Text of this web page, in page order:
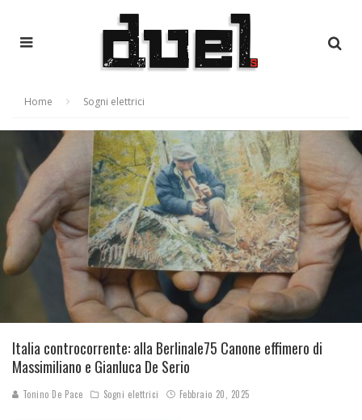
Home Sogni elettrici
Italia controcorrente: alla Berlinale75 Canone effimero di
Massimiliano e Gianluca De Serio
Tonino De Pace Sogni elettrici Febbraio 20, 2025